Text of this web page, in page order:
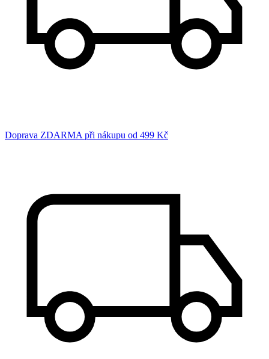
Doprava ZDARMA při nákupu od 499 Kč